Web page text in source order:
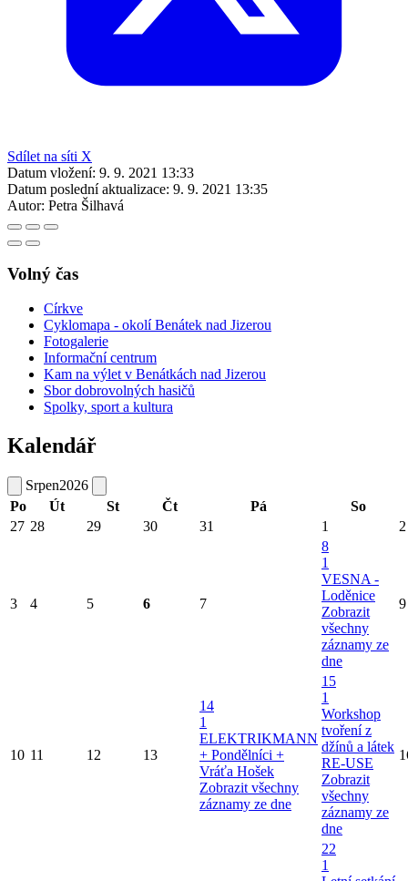
Sdílet na síti X
Datum vložení: 9. 9. 2021 13:33
Datum poslední aktualizace: 9. 9. 2021 13:35
Autor: Petra Šilhavá
Volný čas
Církve
Cyklomapa - okolí Benátek nad Jizerou
Fotogalerie
Informační centrum
Kam na výlet v Benátkách nad Jizerou
Sbor dobrovolných hasičů
Spolky, sport a kultura
Kalendář
Srpen2026
Po
Út St Čt Pá
So
27 28 29 30 31 1 2
3 4 5 6 7
8
1
VESNA -
Loděnice
Zobrazit
všechny
záznamy ze
dne
9
10 11 12 13
14
1
ELEKTRIKMANN
+ Pondělníci +
Vráťa Hošek
Zobrazit všechny
záznamy ze dne
15
1
Workshop
tvoření z
džínů a látek
RE-USE
Zobrazit
všechny
záznamy ze
dne
22
1